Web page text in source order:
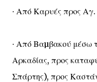
∙ Από Καρυές προς
∙ Από Βαµβακού μέσω
Αρκαδίας, προς
Σπάρτης), προς